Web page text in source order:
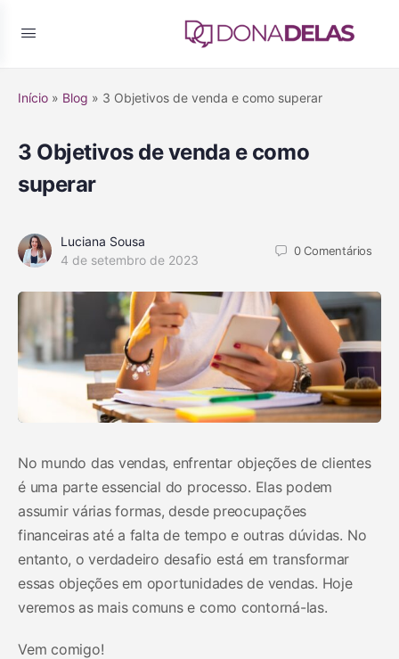
Início » Blog » 3 Objetivos de venda e como superar
3 Objetivos de venda e como
superar
Luciana Sousa
4 de setembro de 2023
0Comentários
No mundo das vendas, enfrentar objeções de clientes
é uma parte essencial do processo. Elas podem
assumir várias formas, desde preocupações
financeiras até a falta de tempo e outras dúvidas. No
entanto, o verdadeiro desafio está em transformar
essas objeções em oportunidades de vendas. Hoje
veremos as mais comuns e como contorná-las.
Vem comigo!